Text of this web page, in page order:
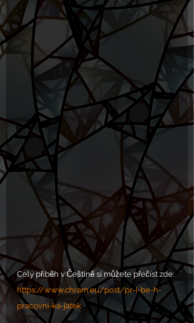
Celý příběh v Češtině si můžete přečíst zde:
https://www.chram.eu/post/pr-i-be-h-
pracovni-ka-jatek